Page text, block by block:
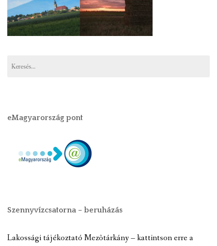
eMagyarország pont
Szennyvízcsatorna – beruházás
Lakossági tájékoztató Mezõtárkány – kattintson erre a